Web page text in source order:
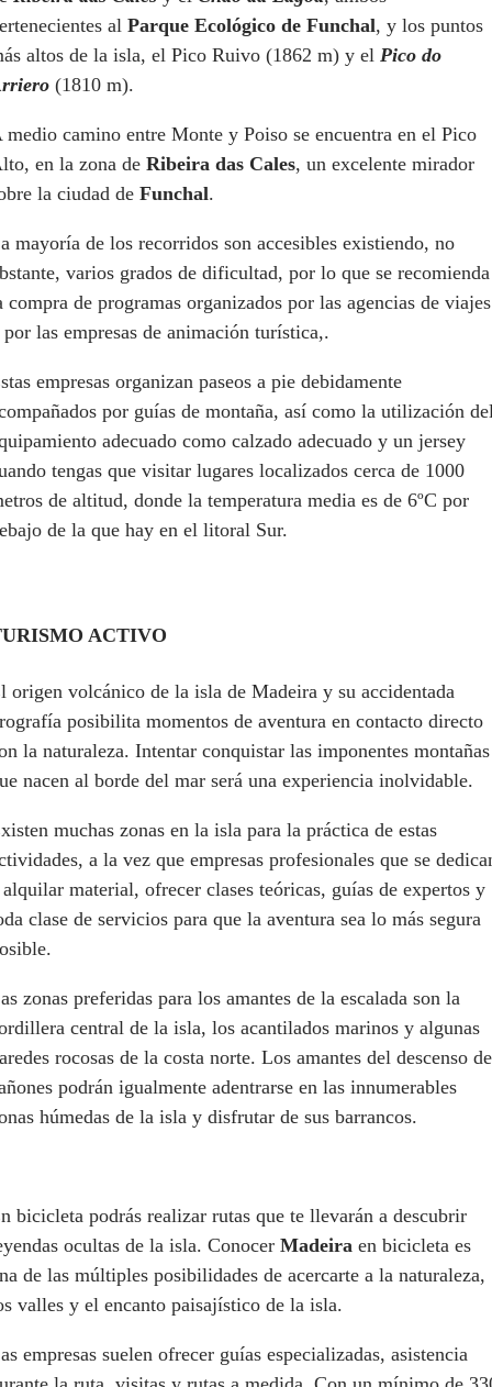
al Parque Ecológico de Funchal, y los puntos
altos de la isla, el Pico Ruivo (1862 m) y el Pico do
(1810 m).
medio camino entre Monte y Poiso se encuentra en el Pico
en la zona de Ribeira das Cales, un excelente mirador
la ciudad de Funchal.
mayoría de los recorridos son accesibles existiendo, no
varios grados de dificultad, por lo que se recomienda
compra de programas organizados por las agencias de viajes
por las empresas de animación turística,.
empresas organizan paseos a pie debidamente
por guías de montaña, así como la utilización
adecuado como calzado adecuado y un jersey
tengas que visitar lugares localizados cerca de 1000
de altitud, donde la temperatura media es de 6ºC por
de la que hay en el litoral Sur.
ACTIVO
origen volcánico de la isla de Madeira y su accidentada
posibilita momentos de aventura en contacto directo
la naturaleza. Intentar conquistar las imponentes montañas
nacen al borde del mar será una experiencia inolvidable.
muchas zonas en la isla para la práctica de estas
a la vez que empresas profesionales que se
alquilar material, ofrecer clases teóricas, guías de expertos y
clase de servicios para que la aventura sea lo más segura
zonas preferidas para los amantes de la escalada son la
central de la isla, los acantilados marinos y algunas
rocosas de la costa norte. Los amantes del descenso de
podrán igualmente adentrarse en las innumerables
húmedas de la isla y disfrutar de sus barrancos.
bicicleta podrás realizar rutas que te llevarán a descubrir
ocultas de la isla. Conocer Madeira en bicicleta es
de las múltiples posibilidades de acercarte a la naturaleza,
valles y el encanto paisajístico de la isla.
empresas suelen ofrecer guías especializadas, asistencia